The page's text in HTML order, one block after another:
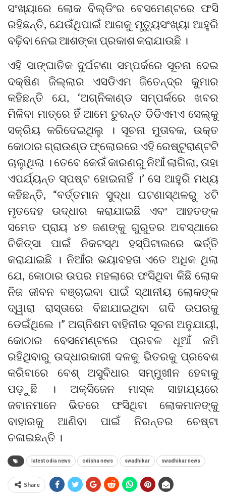
ସଂଖ୍ୟାରେ ଲୋକ ବିଲ୍ଡିଂର ବେସମେଣ୍ଟରେ ଫସି
ରହିଛନ୍ତି, ଯେଉଁଥିପାଇଁ ଆଗକୁ ମୃତ୍ୟୁସଂଖ୍ୟା ଆହୁରି
ବଢ଼ିବା ନେଇ ଆଶଙ୍କା ପ୍ରକାଶ କରାଯାଉଛି ।
ଏହି ସାଙ୍ଘାତିକ ଦୁର୍ଘଟଣା ସମ୍ପର୍କରେ ସୂଚନା ଦେଇ
ଦକ୍ଷିଣ ଜିଲ୍ଲାର ଏସଡିଏମ ଜିତେନ୍ଦ୍ର କୁମାର
କହିଛନ୍ତି ଯେ, ‘ଅଗ୍ନିକାଣ୍ଡ ସମ୍ପର୍କରେ ଖବର
ମିଳିବା ମାତ୍ରେ ହିଁ ଆମେ ତୁରନ୍ତ ଡିଡିଏମଏ ସେଲ୍‌କୁ
ସକ୍ରିୟ କରିଦେଇଥିଲୁ । ସୂଚନା ମୁତାବକ, ଉକ୍ତ
କୋଠାର ଗ୍ରାଉଣ୍ଡ ଫ୍ଲୋରରେ ଏହି ରେଷ୍ଟୁରାଣ୍ଟଟି
ଚାଲୁଥିଲା । ତେବେ କେଉଁ କାରଣରୁ ନିଆଁ ଲାଗିଲା, ତାହା
ଏପର୍ଯ୍ୟନ୍ତ ସ୍ପଷ୍ଟ ହୋଇନାହିଁ ।’ ସେ ଆହୁରି ମଧ୍ୟ
କହିଛନ୍ତି, “ବର୍ତ୍ତମାନ ସୁଦ୍ଧା ଘଟଣାସ୍ଥଳରୁ ୪ଟି
ମୃତଦେହ ଉଦ୍ଧାର କରାଯାଇଛି ଏବଂ ଆହତଙ୍କ
ସମେତ ପ୍ରାୟ ୪୭ ଜଣଙ୍କୁ ଗୁରୁତର ଅବସ୍ଥାରେ
ଚିକିତ୍ସା ପାଇଁ ନିକଟସ୍ଥ ହସ୍ପିଟାଲରେ ଭର୍ତ୍ତି
କରାଯାଇଛି । ନିଆଁର ଭୟାବହତା ଏତେ ଅଧିକ ଥିଲା
ଯେ, କୋଠାର ଉପର ମହଲାରେ ଫସିଥିବା କିଛି ଲୋକ
ନିଜ ଜୀବନ ବଞ୍ଚାଇବା ପାଇଁ ସ୍ଥାନୀୟ ଲୋକଙ୍କ
ଦ୍ୱାରା ରାସ୍ତାରେ ବିଛାଯାଇଥିବା ଗଦି ଉପରକୁ
ଡେଇଁଥିଲେ ।” ଅଗ୍ନିଶମ ବାହିନୀର ସୂଚନା ଅନୁଯାୟୀ,
କୋଠାର ବେସମେଣ୍ଟରେ ପ୍ରବଳ ଧୂଆଁ ଜମି
ରହିଥିବାରୁ ଉଦ୍ଧାରକାରୀ ଦଳକୁ ଭିତରକୁ ପ୍ରବେଶ
କରିବାରେ ବେଶ୍ ଅସୁବିଧାର ସମ୍ମୁଖୀନ ହେବାକୁ
ପଡ଼ୁଛି । ଅକ୍ସିଜେନ ମାସ୍କ ସାହାଯ୍ୟରେ
ଜବାନମାନେ ଭିତରେ ଫସିଥିବା ଲୋକମାନଙ୍କୁ
ବାହାରକୁ ଆଣିବା ପାଇଁ ନିରନ୍ତର ଚେଷ୍ଟା
ଚଳାଇଛନ୍ତି ।
latest odia news odisha news swadhikar swadhikar news
Share